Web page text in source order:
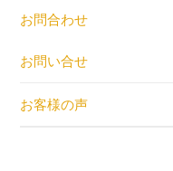
お問合わせ
お問い合せ
お客様の声